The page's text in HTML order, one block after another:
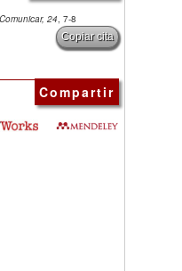
Comunicar, 24, 7-8
Copiar cita
Compartir